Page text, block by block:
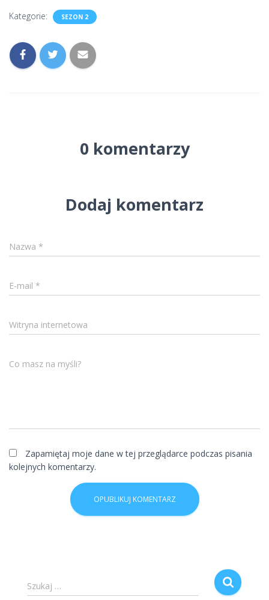
Kategorie: SEZON 2
0 komentarzy
Dodaj komentarz
Nazwa *
E-mail *
Witryna internetowa
Co masz na myśli?
Zapamiętaj moje dane w tej przeglądarce podczas pisania
kolejnych komentarzy.
S
z
Szukaj …